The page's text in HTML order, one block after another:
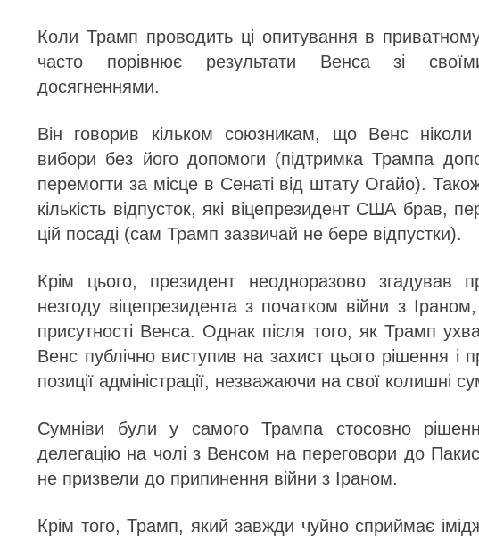
Коли Трамп проводить ці опитування в
часто порівнює результати Венса зі
досягненнями.
Він говорив кільком союзникам, що Венс
вибори без його допомоги (підтримка Трампа
перемогти за місце в Сенаті від штату Огайо).
кількість відпусток, які віцепрезидент США брав,
цій посаді (сам Трамп зазвичай не бере відпустки).
Крім цього, президент неодноразово згадував
незгоду віцепрезидента з початком війни з
присутності Венса. Однак після того, як Трамп
Венс публічно виступив на захист цього рішення і
позиції адміністрації, незважаючи на свої колишні
Сумніви були у самого Трампа стосовно
делегацію на чолі з Венсом на переговори до
не призвели до припинення війни з Іраном.
Крім того, Трамп, який завжди чуйно сприймає